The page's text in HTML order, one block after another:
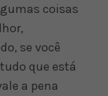
coisas
se você
que está
a pena